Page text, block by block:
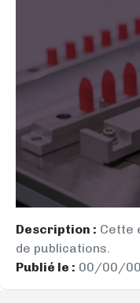
Description : Cette
de publications.
Publié le : 00/00/